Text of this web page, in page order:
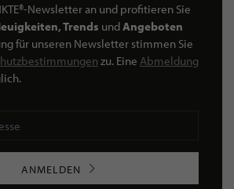
Newsletter an und profitieren Sie
Trends undAngeboten
für unseren Newsletter stimmen Sie
zu. Eine Abmeldung
ANMELDEN